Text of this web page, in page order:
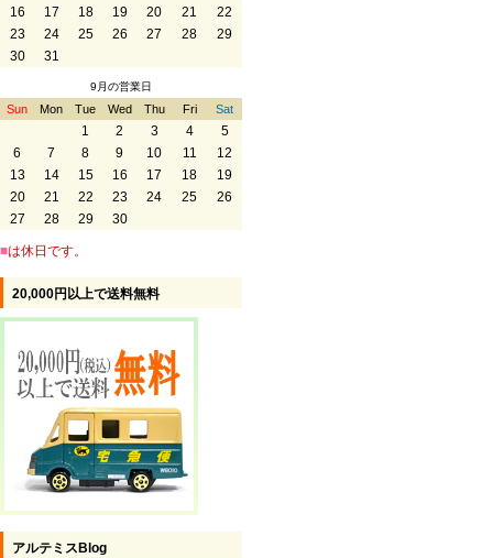
16
17 18 19 20 21
22
23
24 25 26 27 28
29
30
31
9月の営業日
Sun Mon Tue Wed Thu Fri Sat
1 2 3 4
5
6
7 8 9 10 11
12
13
14 15 16 17 18
19
20
21 22 23 24 25
26
27
28 29 30
■は休日です。
20,000円以上で送料無料
アルテミスBlog